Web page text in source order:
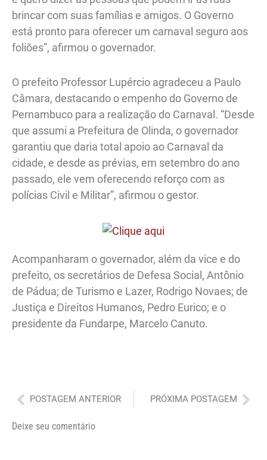
brincar com suas famílias e amigos. O Governo
está pronto para oferecer um carnaval seguro aos
foliões”, afirmou o governador.
O prefeito Professor Lupércio agradeceu a Paulo
Câmara, destacando o empenho do Governo de
Pernambuco para a realização do Carnaval. “Desde
que assumi a Prefeitura de Olinda, o governador
garantiu que daria total apoio ao Carnaval da
cidade, e desde as prévias, em setembro do ano
passado, ele vem oferecendo reforço com as
polícias Civil e Militar”, afirmou o gestor.
Acompanharam o governador, além da vice e do
prefeito, os secretários de Defesa Social, Antônio
de Pádua; de Turismo e Lazer, Rodrigo Novaes; de
Justiça e Direitos Humanos, Pedro Eurico; e o
presidente da Fundarpe, Marcelo Canuto.
Anterior
POSTAGEM ANTERIOR PRÓXIMA POSTAGEM
Deixe seu comentário